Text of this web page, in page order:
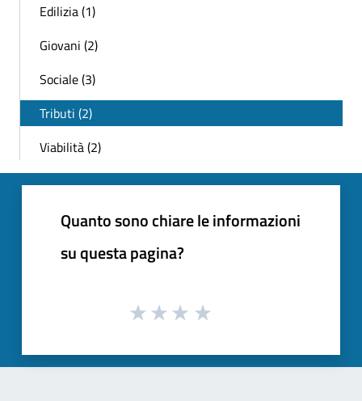
Edilizia (1)
Giovani (2)
Sociale (3)
Tributi (2)
Viabilità (2)
Quanto sono chiare le informazioni
su questa pagina?